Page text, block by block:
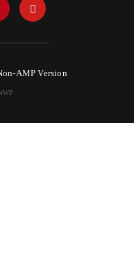
AMP Version